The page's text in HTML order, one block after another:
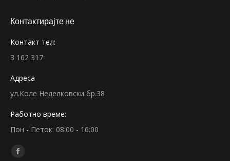
Контактирајте не
Контакт тел:
3 162 317
Адреса
ул.Коле Неделковски бр.38
Работно време:
Пон - Петок: 08:00 - 16:00
Find us on:
Facebook